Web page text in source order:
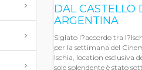
DAL CASTELLO
ARGENTINA
Siglato l?accordo tra
per la settimana del
Ischia, location esclusiva
sole splendente è stato